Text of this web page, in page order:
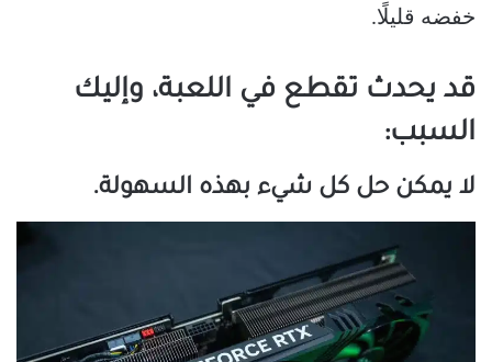
خفضه قليلًا.
قد يحدث تقطع في اللعبة، وإليك
السبب:
لا يمكن حل كل شيء بهذه السهولة.